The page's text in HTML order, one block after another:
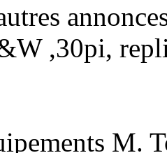
,30pi,
M.